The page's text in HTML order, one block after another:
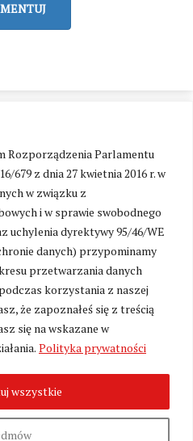
Rozporządzenia Parlamentu
679 z dnia 27 kwietnia 2016 r. w
w związku z
i w sprawie swobodnego
uchylenia dyrektywy 95/46/WE
danych) przypominamy
przetwarzania danych
korzystania z naszej
że zapoznałeś się z treścią
się na wskazane w
Polityka prywatności
wszystkie
cookies
Zastrzeżone.
prywatności
Wolność i Demokracja